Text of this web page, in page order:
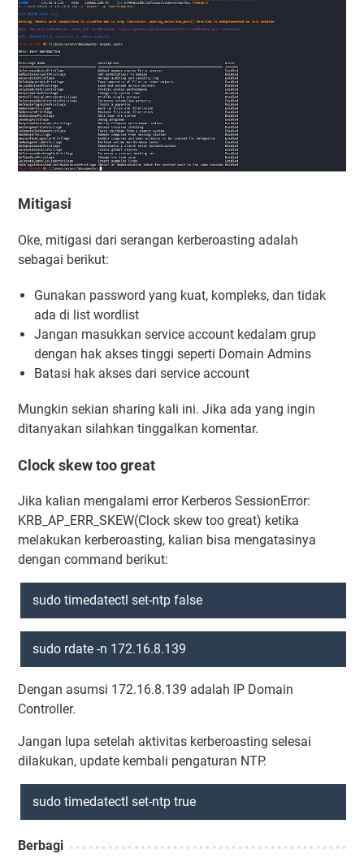
Mitigasi
Oke, mitigasi dari serangan kerberoasting adalah
sebagai berikut:
Gunakan password yang kuat, kompleks, dan tidak
ada di list wordlist
Jangan masukkan service account kedalam grup
dengan hak akses tinggi seperti Domain Admins
Batasi hak akses dari service account
Mungkin sekian sharing kali ini. Jika ada yang ingin
ditanyakan silahkan tinggalkan komentar.
Clock skew too great
Jika kalian mengalami error Kerberos SessionError:
KRB_AP_ERR_SKEW(Clock skew too great) ketika
melakukan kerberoasting, kalian bisa mengatasinya
dengan command berikut:
sudo timedatectl set-ntp false
sudo rdate -n 172.16.8.139
Dengan asumsi 172.16.8.139 adalah IP Domain
Controller.
Jangan lupa setelah aktivitas kerberoasting selesai
dilakukan, update kembali pengaturan NTP.
sudo timedatectl set-ntp true
Berbagi